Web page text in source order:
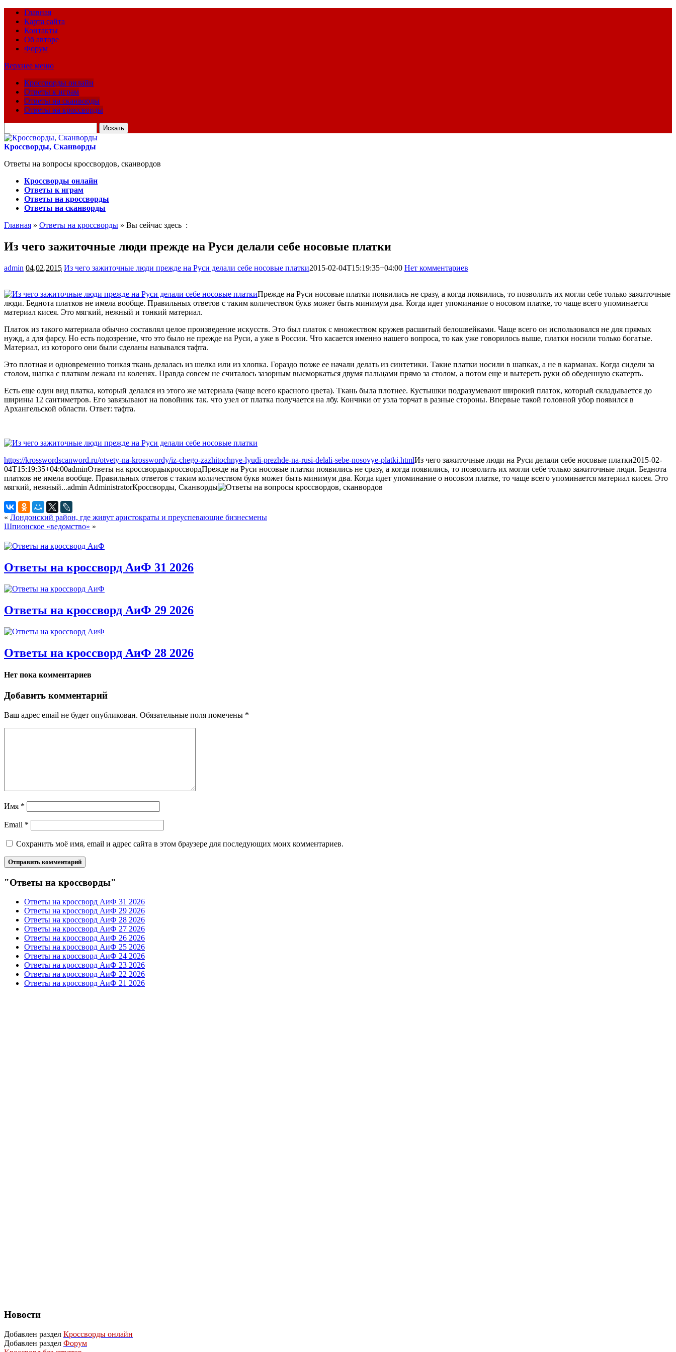
Главная
Карта сайта
Контакты
Об авторе
Форум
Верхнее меню
Кроссворды онлайн
Ответы к играм
Ответы на сканворды
Ответы на кроссворды
для:
Кроссворды, Сканворды
Ответы на вопросы кроссвордов, сканвордов
Кроссворды онлайн
Ответы к играм
Ответы на кроссворды
Ответы на сканворды
Главная » Ответы на кроссворды » Вы сейчас здесь :
Из чего зажиточные люди прежде на Руси делали себе носовые платки
admin 04.02.2015 Из чего зажиточные люди прежде на Руси делали себе носовые платки2015-02-04T15:19:35+04:00 Нет комментариев
Прежде на Руси носовые платки появились не сразу, а когда появились, то позволить их могли себе только зажиточные
люди. Беднота платков не имела вообще. Правильных ответов с таким количеством букв может быть минимум два. Когда идет упоминание о носовом платке, то чаще всего упоминается
материал кисея. Это мягкий, нежный и тонкий материал.
Платок из такого материала обычно составлял целое произведение искусств. Это был платок с множеством кружев расшитый белошвейками. Чаще всего он использовался не для прямых
нужд, а для фарсу. Но есть подозрение, что это было не прежде на Руси, а уже в России. Что касается именно нашего вопроса, то как уже говорилось выше, платки носили только богатые.
Материал, из которого они были сделаны назывался тафта.
Это плотная и одновременно тонкая ткань делалась из шелка или из хлопка. Гораздо позже ее начали делать из синтетики. Такие платки носили в шапках, а не в карманах. Когда сидели за
столом, шапка с платком лежала на коленях. Правда совсем не считалось зазорным высморкаться двумя пальцами прямо за столом, а потом еще и вытереть руки об обеденную скатерть.
Есть еще один вид платка, который делался из этого же материала (чаще всего красного цвета). Ткань была плотнее. Кустышки подразумевают широкий платок, который складывается до
ширины 12 сантиметров. Его завязывают на повойник так. что узел от платка получается на лбу. Кончики от узла торчат в разные стороны. Впервые такой головной убор появился в
Архангельской области. Ответ: тафта.
https://krosswordscanword.ru/otvety-na-krosswordy/iz-chego-zazhitochnye-lyudi-prezhde-na-rusi-delali-sebe-nosovye-platki.htmlИз чего зажиточные люди на Руси делали себе носовые платки2015-02-
04T15:19:35+04:00adminОтветы на кроссвордыкроссвордПрежде на Руси носовые платки появились не сразу, а когда появились, то позволить их могли себе только зажиточные люди. Беднота
платков не имела вообще. Правильных ответов с таким количеством букв может быть минимум два. Когда идет упоминание о носовом платке, то чаще всего упоминается материал кисея. Это
мягкий, нежный...admin AdministratorКроссворды, Сканворды
« Лондонский район, где живут аристократы и преуспевающие бизнесмены
Шпионское «ведомство» »
Ответы на кроссворд АиФ 31 2026
Ответы на кроссворд АиФ 29 2026
Ответы на кроссворд АиФ 28 2026
Нет пока комментариев
Добавить комментарий
Ваш адрес email не будет опубликован. Обязательные поля помечены *
Имя *
Email *
Сохранить моё имя, email и адрес сайта в этом браузере для последующих моих комментариев.
"Ответы на кроссворды"
Ответы на кроссворд АиФ 31 2026
Ответы на кроссворд АиФ 29 2026
Ответы на кроссворд АиФ 28 2026
Ответы на кроссворд АиФ 27 2026
Ответы на кроссворд АиФ 26 2026
Ответы на кроссворд АиФ 25 2026
Ответы на кроссворд АиФ 24 2026
Ответы на кроссворд АиФ 23 2026
Ответы на кроссворд АиФ 22 2026
Ответы на кроссворд АиФ 21 2026
Новости
Добавлен раздел Кроссворды онлайн
Добавлен раздел Форум